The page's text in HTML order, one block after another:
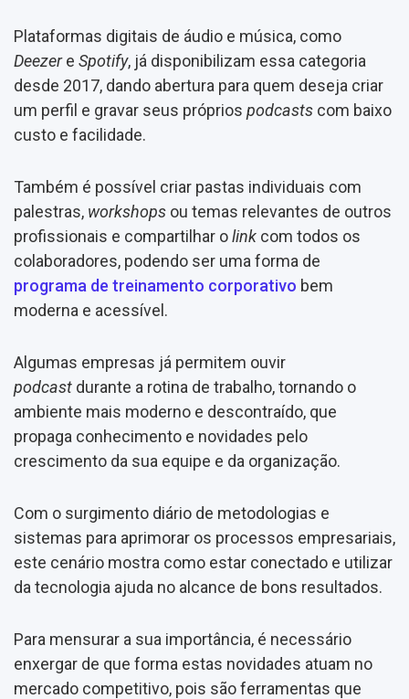
Plataformas digitais de áudio e música, como
Deezere Spotify, já disponibilizam essa categoria
desde 2017, dando abertura para quem deseja criar
um perfil e gravar seus próprios podcasts com baixo
custo e facilidade.
Também é possível criar pastas individuais com
palestras, workshops ou temas relevantes de outros
profissionais e compartilhar olink com todos os
colaboradores, podendo ser uma forma de
programa de treinamento corporativo bem
moderna e acessível.
Algumas empresas já permitem ouvir
podcast durante a rotina de trabalho, tornando o
ambiente mais moderno e descontraído, que
propaga conhecimento e novidades pelo
crescimento da sua equipe e da organização.
Com o surgimento diário de metodologias e
sistemas para aprimorar os processos empresariais,
este cenário mostra como estar conectado e utilizar
da tecnologia ajuda no alcance de bons resultados.
Para mensurar a sua importância, é necessário
enxergar de que forma estas novidades atuam no
mercado competitivo, pois são ferramentas que